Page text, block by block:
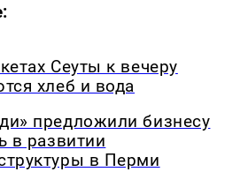
Сеуты к вечеру
хлеб и вода
предложили бизнесу
в развитии
в Перми